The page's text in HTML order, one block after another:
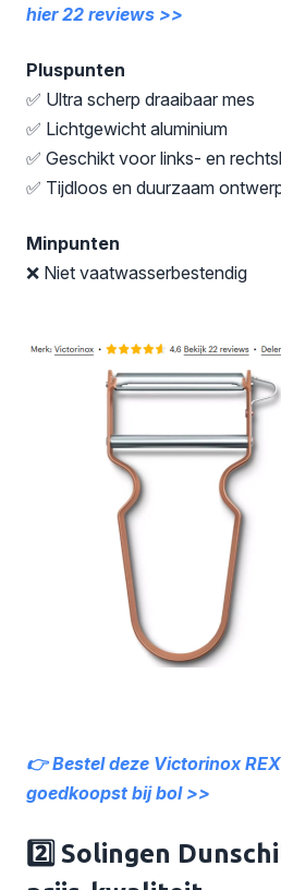
hier 22 reviews >>
Pluspunten
✅ Ultra scherp draaibaar mes
✅ Lichtgewicht aluminium
✅ Geschikt voor links- en
✅ Tijdloos en duurzaam
Minpunten
❌ Niet vaatwasserbestendig
👉 Bestel deze Victorinox
goedkoopst bij bol >>
2️⃣ Solingen